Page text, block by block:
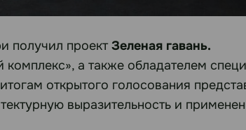
получил проектЗеленая гавань.
а также обладателем
открытого голосования
выразительность и